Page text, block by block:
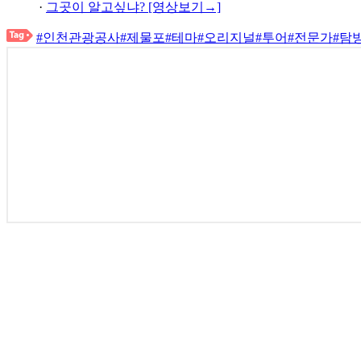
· 그곳이 알고싶냐? [영상보기→]
#인천관광공사#제물포#테마#오리지널#투어#전문가#탐